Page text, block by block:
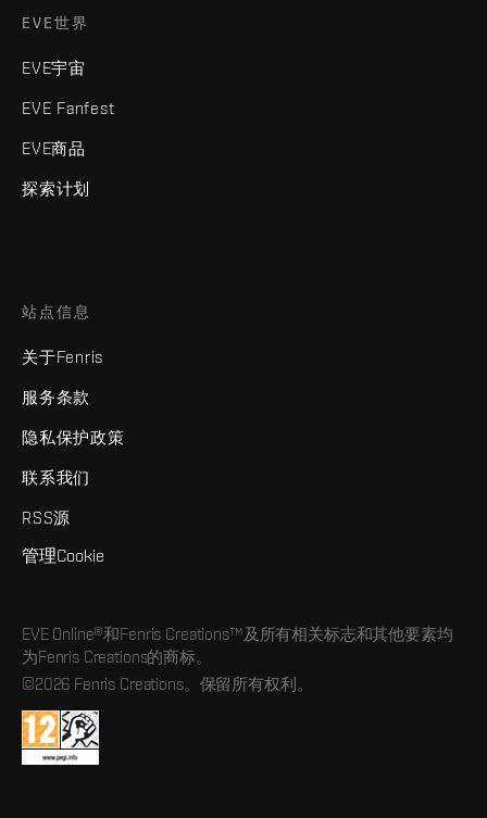
EVE世界
EVE宇宙
EVE Fanfest
EVE商品
探索计划
站点信息
关于Fenris
服务条款
隐私保护政策
联系我们
RSS源
管理Cookie
EVE Online®和Fenris Creations™及所有相关标志和其他要素均
为Fenris Creations的商标。
©2026 Fenris Creations。保留所有权利。